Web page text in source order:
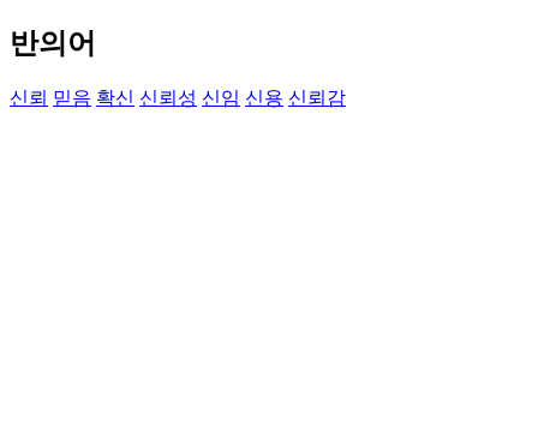
반의어
신뢰 믿음 확신 신뢰성 신임 신용 신뢰감